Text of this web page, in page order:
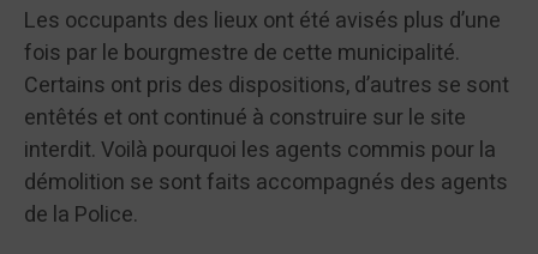
Les occupants des lieux ont été avisés plus d’une
fois par le bourgmestre de cette municipalité.
Certains ont pris des dispositions, d’autres se sont
entêtés et ont continué à construire sur le site
interdit. Voilà pourquoi les agents commis pour la
démolition se sont faits accompagnés des agents
de la Police.